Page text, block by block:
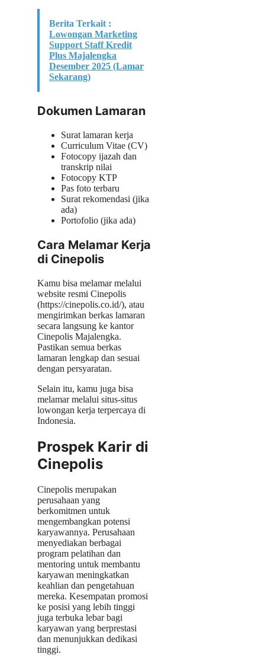
Berita Terkait :
Lowongan Marketing
Support Staff Kredit
Plus Majalengka
Desember 2025 (Lamar
Sekarang)
Dokumen Lamaran
Surat lamaran kerja
Curriculum Vitae (CV)
Fotocopy ijazah dan
transkrip nilai
Fotocopy KTP
Pas foto terbaru
Surat rekomendasi (jika
ada)
Portofolio (jika ada)
Cara Melamar Kerja
di Cinepolis
Kamu bisa melamar melalui
website resmi Cinepolis
(https://cinepolis.co.id/), atau
mengirimkan berkas lamaran
secara langsung ke kantor
Cinepolis Majalengka.
Pastikan semua berkas
lamaran lengkap dan sesuai
dengan persyaratan.
Selain itu, kamu juga bisa
melamar melalui situs-situs
lowongan kerja terpercaya di
Indonesia.
Prospek Karir di
Cinepolis
Cinepolis merupakan
perusahaan yang
berkomitmen untuk
mengembangkan potensi
karyawannya. Perusahaan
menyediakan berbagai
program pelatihan dan
mentoring untuk membantu
karyawan meningkatkan
keahlian dan pengetahuan
mereka. Kesempatan promosi
ke posisi yang lebih tinggi
juga terbuka lebar bagi
karyawan yang berprestasi
dan menunjukkan dedikasi
tinggi.